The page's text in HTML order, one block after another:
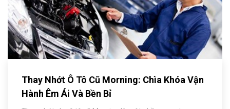
Thay Nhớt Ô Tô Cũ Morning: Chìa Khóa Vận
Hành Êm Ái Và Bền Bỉ